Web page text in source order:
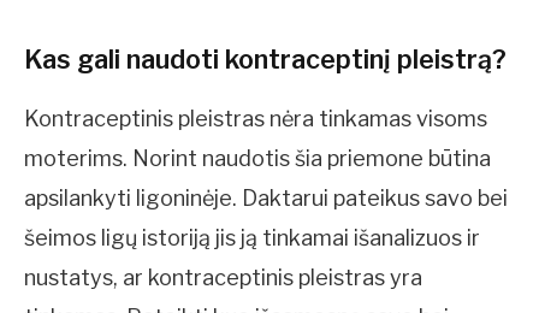
Kas gali naudoti kontraceptinį pleistrą?
Kontraceptinis pleistras nėra tinkamas visoms
moterims. Norint naudotis šia priemone būtina
apsilankyti ligoninėje. Daktarui pateikus savo bei
šeimos ligų istoriją jis ją tinkamai išanalizuos ir
nustatys, ar kontraceptinis pleistras yra